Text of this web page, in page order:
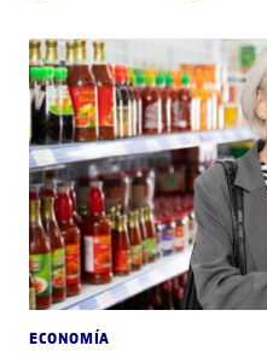
ECONOMÍA